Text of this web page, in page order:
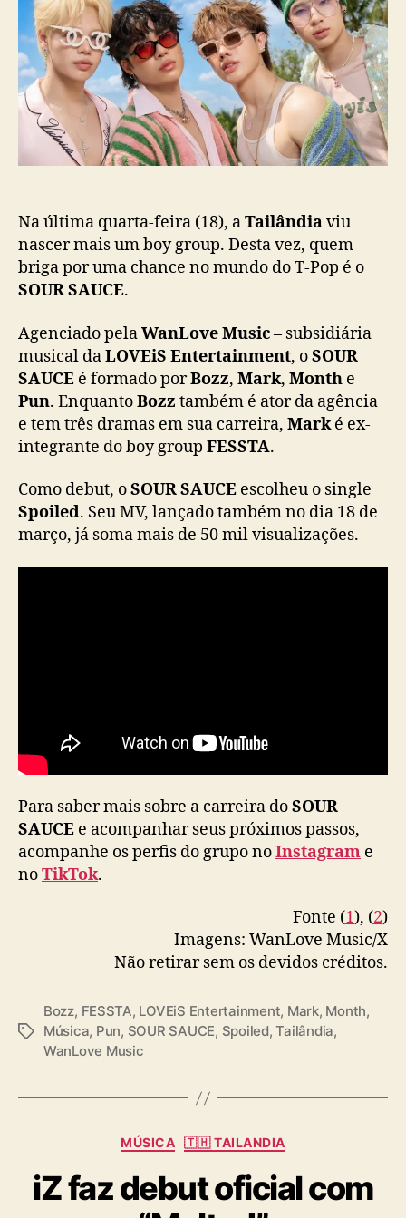
p
o
s
t
u
b
l
i
c
a
ç
ã
S
A
U
C
E
d
e
b
a
n
a
l
â
n
d
o
m
“
S
Na última quarta-feira (18), aTailândiaviu
nascer mais um boy group. Desta vez, quem
briga por uma chance no mundo do T-Pop é o
SOUR SAUCE.
Agenciado pelaWanLove Music– subsidiária
musical daLOVEiS Entertainment, oSOUR
SAUCE é formado porBozz, Mark, Month e
Pun. EnquantoBozz também é ator da agência
e tem três dramas em sua carreira, Marké ex-
integrante do boy group FESSTA.
Como debut, oSOUR SAUCE escolheu o single
Spoiled. Seu MV, lançado também no dia 18 de
março, já soma mais de 50 mil visualizações.
Para saber mais sobre a carreira doSOUR
SAUCE e acompanhar seus próximos passos,
acompanhe os perfis do grupo noInstagram e
noTikTok.
Fonte (1), (2)
Imagens: WanLove Music/X
Não retirar sem os devidos créditos.
T
Bozz, FESSTA, LOVEiS Entertainment, Mark, Month,
Música, Pun, SOUR SAUCE, Spoiled,Tailândia,
WanLove Music
C
t
e
MÚSICA 🇹🇭 TAILANDIA
iZ faz debut oficial com